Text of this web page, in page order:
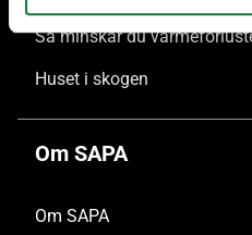
Huset i skogen
Om SAPA
Om SAPA